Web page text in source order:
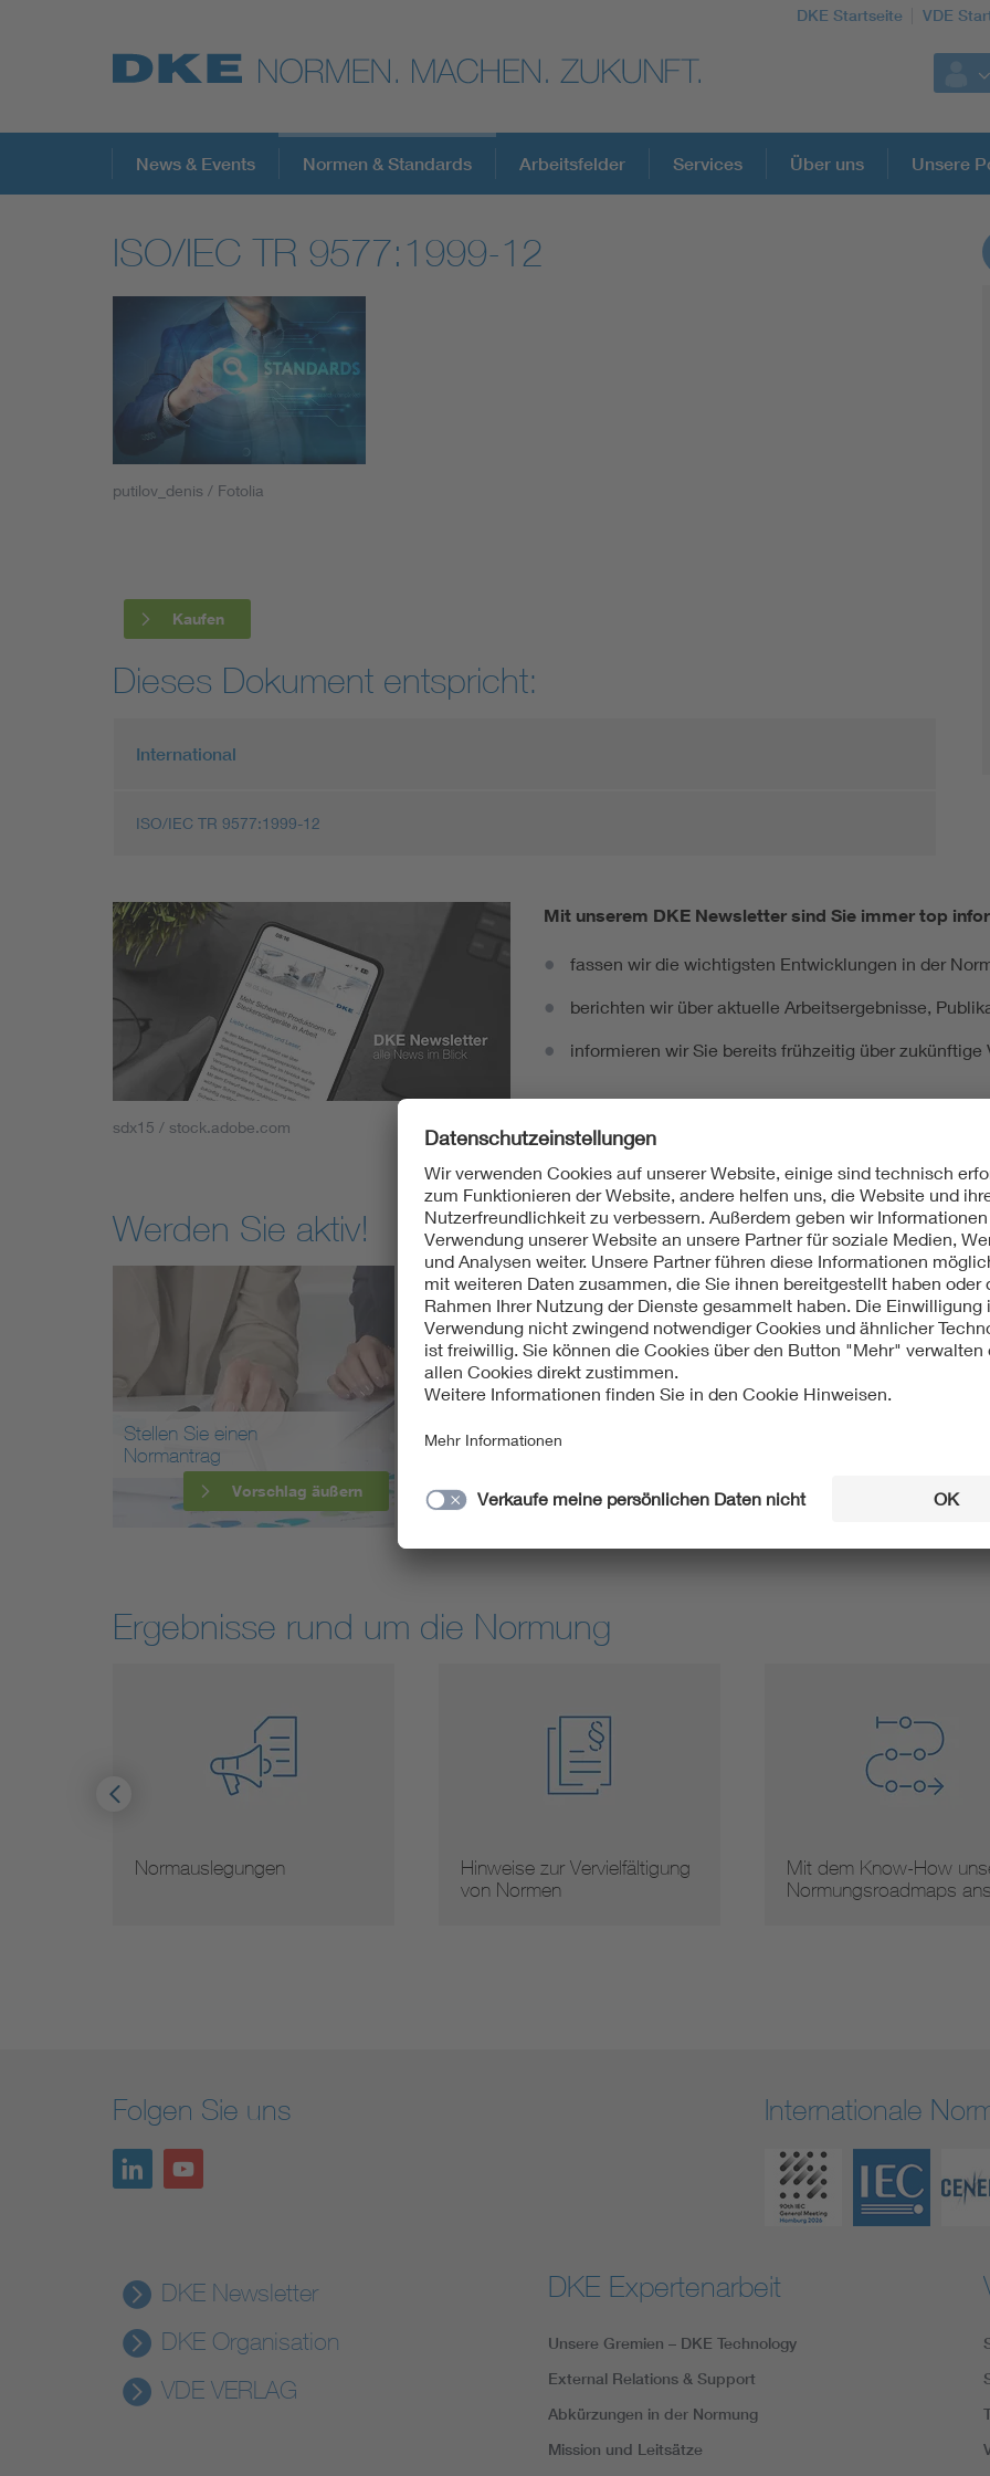
DKE Startseite VDE
Top-Themen
VDE Fokusthemen
Digital Security
Energy
Mobility
DKE Fachinformationen im Kontext der
News & Events Normen & Standards Arbeitsfelder Services Über uns Unsere
ISO/IEC TR 9577:1999-12
putilov_denis / Fotolia
Kaufen
Dieses Dokument entspricht:
International
ISO/IEC TR 9577:1999-12
sdx15 / stock.adobe.com
Mit unserem DKE Newsletter sind Sie immer top
fassen wir die wichtigsten Entwicklungen in der
berichten wir über aktuelle Arbeitsergebnisse,
informieren wir Sie bereits frühzeitig über zukünftige
Ich möchte den DKE Newsletter erhalten!
Werden Sie aktiv!
Stellen Sie einen
Normantrag
Vorschlag äußern
Arbeiten Sie in der Normung
Experte werden Stellung
Ergebnisse rund um die Normung
Normauslegungen
Hinweise zur Vervielfältigung
von Normen
Mit dem Know-How
Normungsroadmaps
Folgen Sie uns Internationale
DKE Newsletter
DKE Organisation
VDE VERLAG
DKE Expertenarbeit
Unsere Gremien – DKE Technology
External Relations & Support
Abkürzungen in der Normung
Mission und Leitsätze